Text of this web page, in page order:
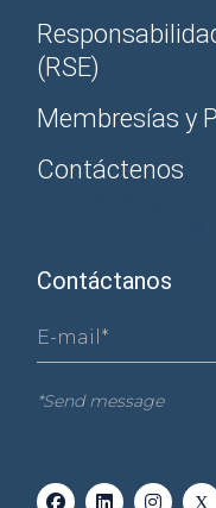
(RSE)
Membresías y
Contáctenos
Contáctanos
*Send message